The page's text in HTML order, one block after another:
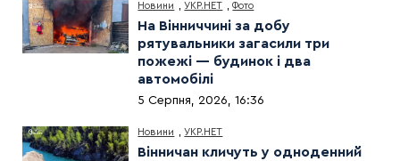
Новини ,УКР.НЕТ ,Фото
На Вінниччині за добу
рятувальники загасили три
пожежі — будинок і два
автомобілі
5 Серпня, 2026, 16:36
Новини ,УКР.НЕТ
Вінничан кличуть у одноденний